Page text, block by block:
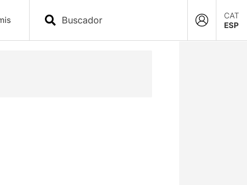
CAT
ESP